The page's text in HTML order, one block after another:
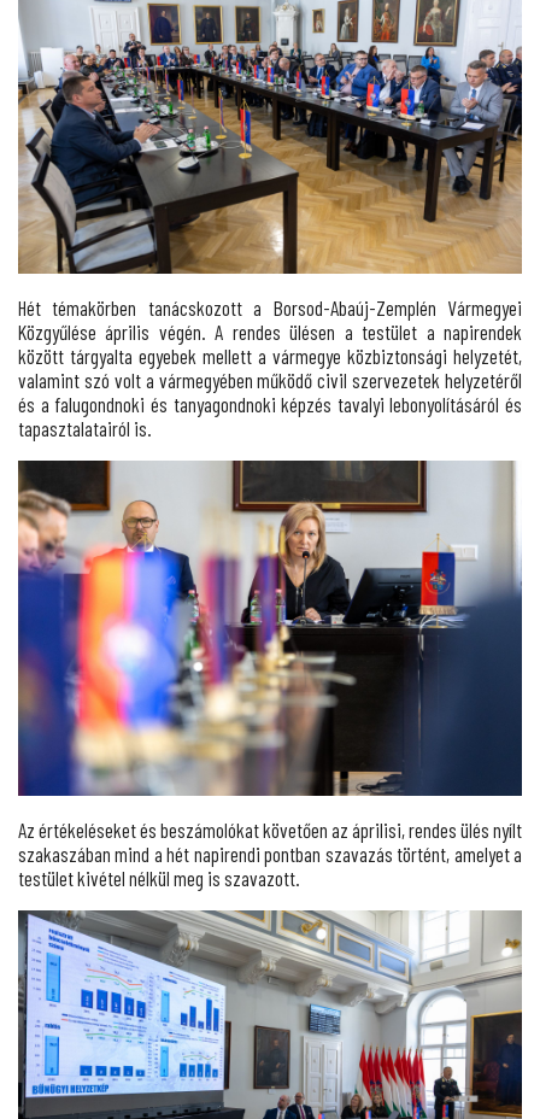
Hét témakörben tanácskozott a Borsod-Abaúj-Zemplén Vármegyei
Közgyűlése április végén. A rendes ülésen a testület a napirendek
között tárgyalta egyebek mellett a vármegye közbiztonsági helyzetét,
valamint szó volt a vármegyében működő civil szervezetek helyzetéről
és a falugondnoki és tanyagondnoki képzés tavalyi lebonyolításáról és
tapasztalatairól is.
Az értékeléseket és beszámolókat követően az áprilisi, rendes ülés nyílt
szakaszában mind a hét napirendi pontban szavazás történt, amelyet a
testület kivétel nélkül meg is szavazott.